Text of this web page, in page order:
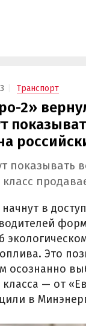
Транспорт
2»
показывать
в
Это
осознанно
— от
в